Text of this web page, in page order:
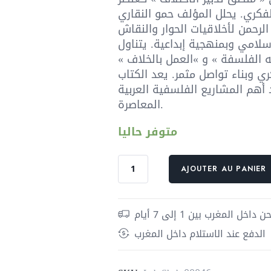
يحلل المؤلف حمو النقاري
لأخلاقيات الحوار والنقاش
وبمنهجية إبداعية. يتناول
» و »العمل بالخلاف »
وبناء تواصل مثمر. يعد الكتاب
المشاريع الفلسفية العربية
المعاصرة.
متوفر حاليا
quantité
تدبير
الاختلاف
؛
AJOUTER AU PANIER
المغرب بين 1 إلى 7 أيام
الدفع عند الاستلام داخل المغرب